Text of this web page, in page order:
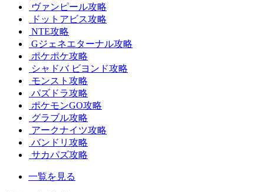
ヴァンピール攻略
ドットアビス攻略
NTE攻略
Gジェネエターナル攻略
ポケポケ攻略
シャドバ ビヨンド攻略
モンスト攻略
パズドラ攻略
ポケモンGO攻略
グラブル攻略
アークナイツ攻略
バンドリ攻略
サカパズ攻略
一覧を見る